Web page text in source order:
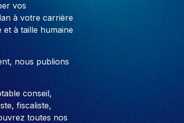
vos
à votre carrière
et à taille humaine
nous publions
conseil,
fiscaliste,
toutes nos